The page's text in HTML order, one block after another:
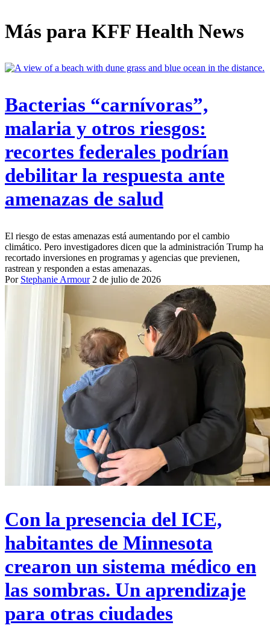
Más para KFF Health News
Bacterias “carnívoras”,
malaria y otros riesgos:
recortes federales podrían
debilitar la respuesta ante
amenazas de salud
El riesgo de estas amenazas está aumentando por el cambio
climático. Pero investigadores dicen que la administración Trump ha
recortado inversiones en programas y agencias que previenen,
rastrean y responden a estas amenazas.
Por Stephanie Armour 2 de julio de 2026
Con la presencia del ICE,
habitantes de Minnesota
crearon un sistema médico en
las sombras. Un aprendizaje
para otras ciudades